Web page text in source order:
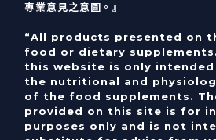
專業意見之意圖。』
“All products presented on
food or dietary
this website is only
the nutritional and
of the food supplements.
provided on this site is for
purposes only and is not